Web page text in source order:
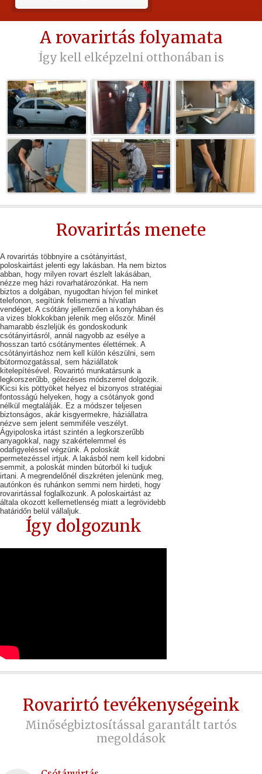
A rovarirtás folyamata
Így kell elképzelni otthonában is
Rovarirtás menete
A rovarirtás többnyire a csótányirtást,
poloskairtást jelenti egy lakásban. Ha nem biztos
abban, hogy milyen rovart észlelt lakásában,
nézze meg házi rovarhatározónkat. Ha nem
biztos a dolgában, nyugodtan hívjon fel minket
telefonon, segítünk felismerni a hívatlan
vendéget. A csótány jellemzően a konyhában és
a vizes blokkokban jelenik meg először. Minél
hamarabb észleljük és gondoskodunk
csótányirtásról, annál nagyobb az esélye a
hosszan tartó csótánymentes élettérnek. A
csótányirtáshoz nem kell külön készülni, sem
bútormozgatással, sem háziállatok
kitelepítésével. Rovarirtó munkatársunk a
legkorszerűbb, gélezéses módszerrel dolgozik.
Kicsi kis pöttyöket helyez el bizonyos stratégiai
fontosságú helyeken, hogy a csótányok gond
nélkül megtalálják. Ez a módszer teljesen
biztonságos, akár kisgyermekre, háziállatra
nézve sem jelent semmiféle veszélyt.
Ágyipoloska irtást szintén a legkorszerűbb
anyagokkal, nagy szakértelemmel és
odafigyeléssel végzünk. A poloskát
permetezéssel irtjuk. A lakásból nem kell kidobni
semmit, a poloskát minden bútorból ki tudjuk
irtani. A megrendelőnél diszkréten jelenünk meg,
autónkon és ruhánkon semmi nem hirdeti, hogy
rovarirtással foglalkozunk. A poloskairtást az
általa okozott kellemetlenség miatt a legrövidebb
határidőn belül vállaljuk.
Így dolgozunk
Rovarirtó tevékenységeink
Minőségbiztosítással garantált tartós
megoldások